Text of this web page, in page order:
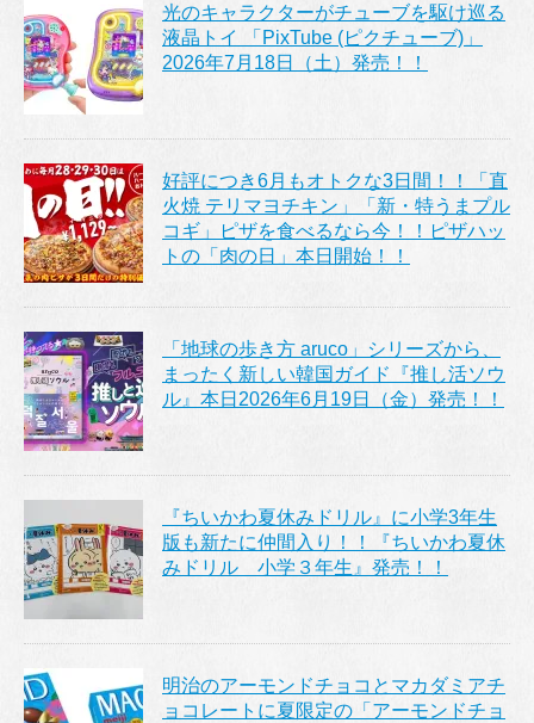
光のキャラクターがチューブを駆け巡る
液晶トイ 「PixTube (ピクチューブ)」
2026年7月18日（土）発売！！
好評につき6月もオトクな3日間！！「直
火焼 テリマヨチキン」「新・特うまプル
コギ」ピザを食べるなら今！！ピザハッ
トの「肉の日」本日開始！！
「地球の歩き方 aruco」シリーズから、
まったく新しい韓国ガイド『推し活ソウ
ル』本日2026年6月19日（金）発売！！
『ちいかわ夏休みドリル』に小学3年生
版も新たに仲間入り！！『ちいかわ夏休
みドリル 小学３年生』発売！！
明治のアーモンドチョコとマカダミアチ
ョコレートに夏限定の「アーモンドチョ